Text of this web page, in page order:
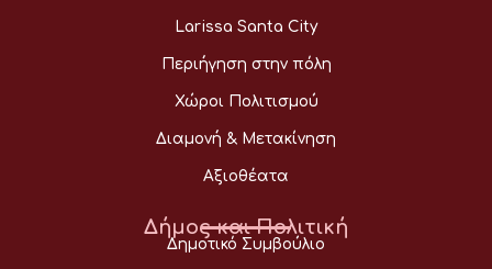
Larissa Santa City
Περιήγηση στην πόλη
Χώροι Πολιτισμού
Διαμονή & Μετακίνηση
Αξιοθέατα
Δήμος και Πολιτική
Δημοτικό Συμβούλιο